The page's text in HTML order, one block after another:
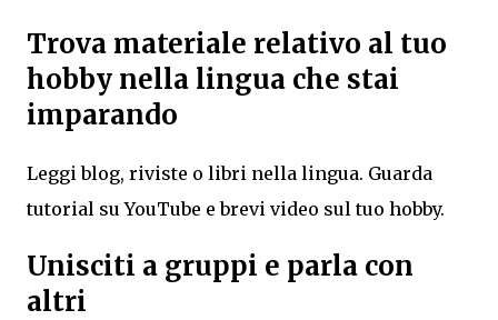
Trova materiale relativo al tuo
hobby nella lingua che stai
imparando
Leggi blog, riviste o libri nella lingua. Guarda
tutorial su YouTube e brevi video sul tuo hobby.
Unisciti a gruppi e parla con
altri